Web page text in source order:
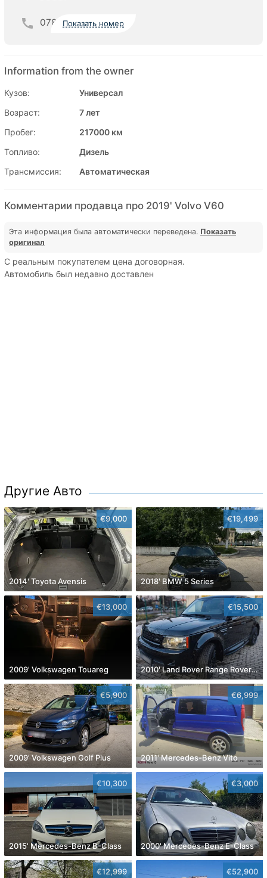
078 Показать номер
Information from the owner
Кузов:
Универсал
Возраст:
7 лет
Пробег:
217000 км
Топливо:
Дизель
Трансмиссия:
Автоматическая
Комментарии продавца про 2019' Volvo V60
Эта информация была автоматически переведена. Показать
оригинал
С реальным покупателем цена договорная.
Автомобиль был недавно доставлен
Другие Авто
€9,000
2014' Toyota Avensis
€19,499
2018' BMW 5 Series
€13,000
2009' Volkswagen Touareg
€15,500
2010' Land Rover Range Rover Sport
€5,900
2009' Volkswagen Golf Plus
€6,999
2011' Mercedes-Benz Vito
€10,300
2015' Mercedes-Benz B-Class
€3,000
2000' Mercedes-Benz E-Class
€12,999 €52,900